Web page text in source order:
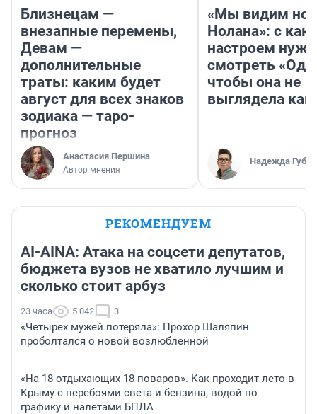
Близнецам —
внезапные перемены,
Девам —
дополнительные
траты: каким будет
август для всех знаков
зодиака — таро-
прогноз
Анастасия Першина
Автор мнения
«Мы видим
Нолана»: с
настроем
смотреть
чтобы она не
выглядела как
Надежда
РЕКОМЕНДУЕМ
AI-AINA: Атака на соцсети депутатов,
бюджета вузов не хватило лучшим и
сколько стоит арбуз
23 часа 5 042 3
«Четырех мужей потеряла»: Прохор Шаляпин
проболтался о новой возлюбленной
«На 18 отдыхающих 18 поваров». Как проходит лето в
Крыму с перебоями света и бензина, водой по
графику и налетами БПЛА